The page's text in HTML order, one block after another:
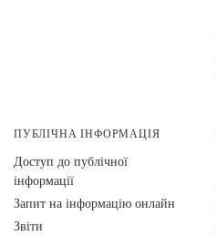
ПУБЛІЧНА ІНФОРМАЦІЯ
Доступ до публічної
інформації
Запит на інформацію онлайн
Звіти